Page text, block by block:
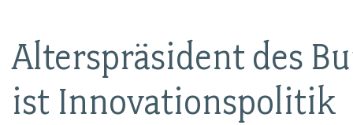
Alterspräsident des
ist Innovationspolitik